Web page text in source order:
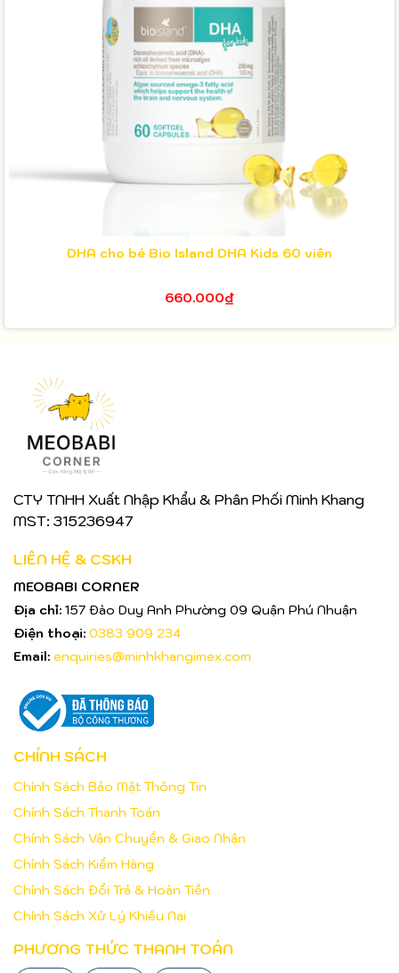
DHA cho bé Bio Island DHA Kids 60 viên
660.000₫
CTY TNHH Xuất Nhập Khẩu & Phân Phối Minh Khang
MST: 315236947
LIÊN HỆ & CSKH
MEOBABI CORNER
Địa chỉ: 157 Đào Duy Anh Phường 09 Quận Phú Nhuận
Điện thoại: 0383 909 234
Email: enquiries@minhkhangimex.com
CHÍNH SÁCH
Chính Sách Bảo Mật Thông Tin
Chính Sách Thanh Toán
Chính Sách Vận Chuyển & Giao Nhận
Chính Sách Kiểm Hàng
Chính Sách Đổi Trả & Hoàn Tiền
Chính Sách Xử Lý Khiếu Nại
PHƯƠNG THỨC THANH TOÁN